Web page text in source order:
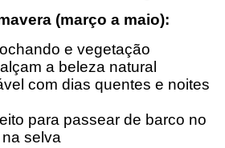
(março a maio):
e vegetação
a beleza natural
com dias quentes e noites
para passear de barco no
selva